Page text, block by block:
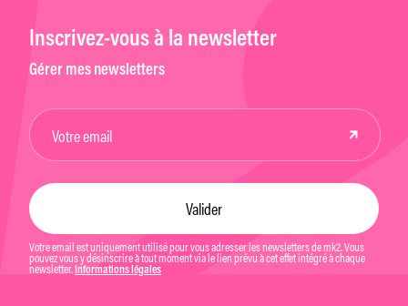
Inscrivez-vous à la newsletter
Gérer mes newsletters
Votre email est uniquement utilisé pour vous adresser les newsletters de mk2. Vous
pouvez vous y désinscrire à tout moment via le lien prévu à cet effet intégré à chaque
newsletter. Informations légales